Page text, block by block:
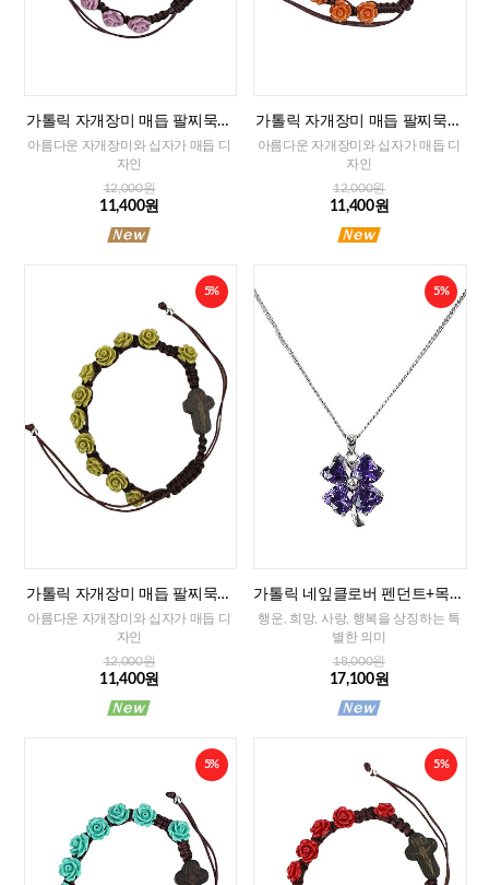
가톨릭 자개장미 매듭 팔찌묵주
(퍼플)-8mm
아름다운 자개장미와 십자가 매듭 디
자인
12,000원
11,400원
가톨릭 자개장미 매듭 팔찌묵주
(오렌지)-8mm
아름다운 자개장미와 십자가 매듭 디
자인
12,000원
11,400원
5%
가톨릭 자개장미 매듭 팔찌묵주
(그린)-8mm
아름다운 자개장미와 십자가 매듭 디
자인
12,000원
11,400원
5%
가톨릭 네잎클로버 펜던트+목걸
이줄
행운, 희망, 사랑, 행복을 상징하는 특
별한 의미
18,000원
17,100원
5% 5%